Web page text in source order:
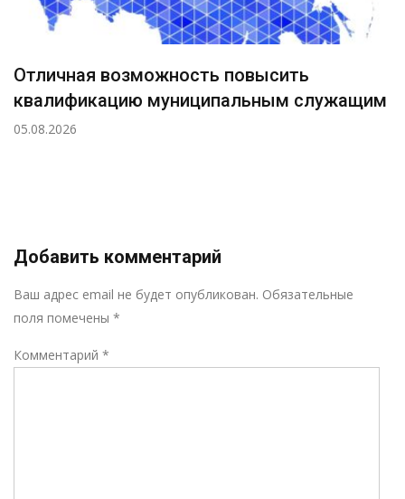
Отличная возможность повысить
квалификацию муниципальным служащим
05.08.2026
Добавить комментарий
Ваш адрес email не будет опубликован. Обязательные
поля помечены *
Комментарий *